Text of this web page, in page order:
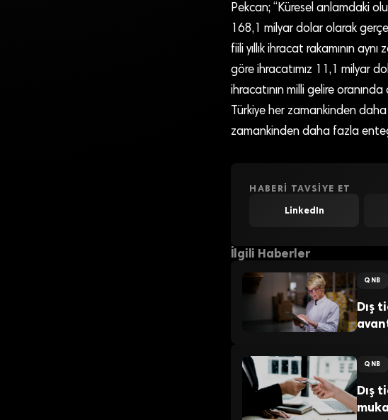
Pekcan; “Küresel anlamdaki
168,1 milyar dolar olarak
fiili yıllık ihracat rakamının
göre ihracatımız 11,1 milyar
ihracatının milli gelire
Türkiye her zamankinden
zamankinden daha fazla
HABERI TAVSIYE ET
LinkedIn
İlgili Haberler
QNB
Dış
QNB
Dış